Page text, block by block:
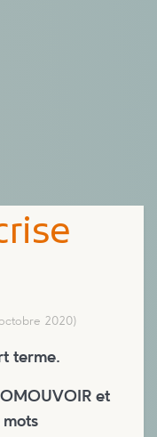
2020)
terme.
et
mots